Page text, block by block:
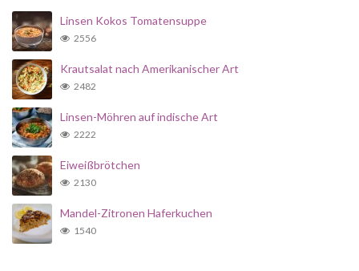
Linsen Kokos Tomatensuppe
2556
Krautsalat nach Amerikanischer Art
2482
Linsen-Möhren auf indische Art
2222
Eiweißbrötchen
2130
Mandel-Zitronen Haferkuchen
1540